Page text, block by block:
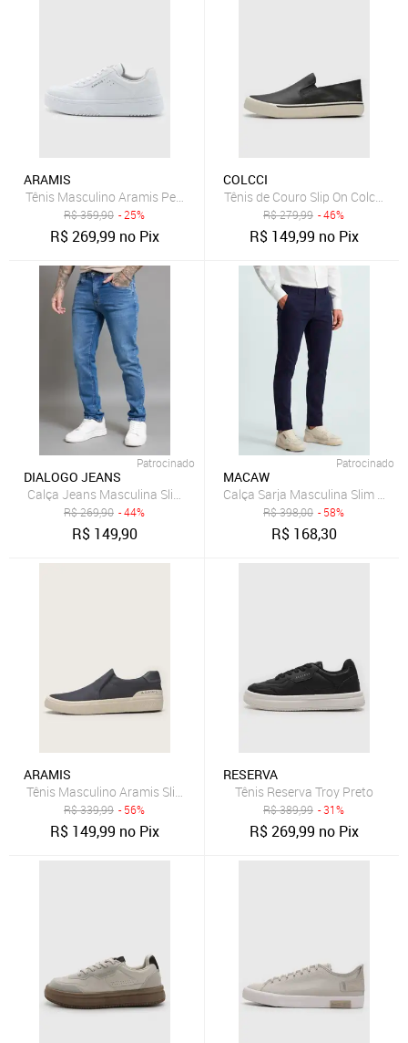
ARAMIS
Tênis Masculino Aramis Peak Road Branco
R$359,90 - 25%
R$269,99 no Pix
COLCCI
Tênis de Couro Slip On Colcci
R$279,99 - 46%
R$ 149,99 no Pix
Patrocinado
DIALOGO JEANS
Calça Jeans Masculina Slim Fit com Elastano Dialogo
R$269,90 - 44%
R$ 149,90
Patrocinado
MACAW
R$398,00 - 58%
R$ 168,30
ARAMIS
Tênis Masculino Aramis Slip-On Azul Marinho
R$339,99 - 56%
R$ 149,99 no Pix
RESERVA
Tênis Reserva Troy Preto
R$389,99 - 31%
R$269,99 no Pix